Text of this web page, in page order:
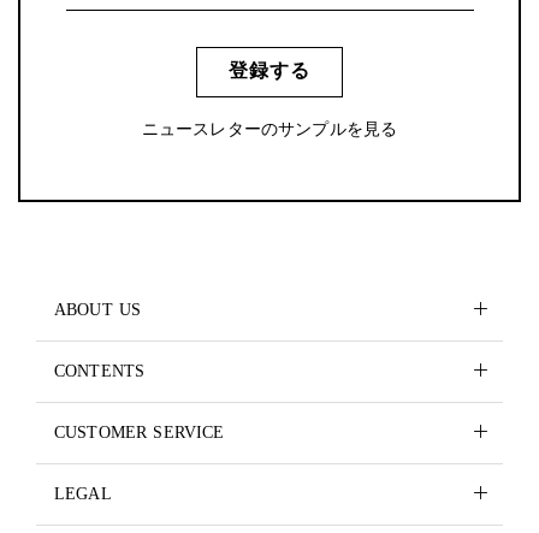
登録する
ニュースレターのサンプルを見る
ABOUT US
CONTENTS
CUSTOMER SERVICE
LEGAL